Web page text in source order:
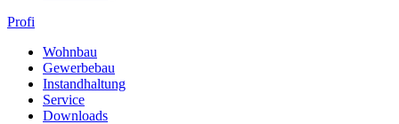
Profi
Wohnbau
Gewerbebau
Instandhaltung
Service
Downloads